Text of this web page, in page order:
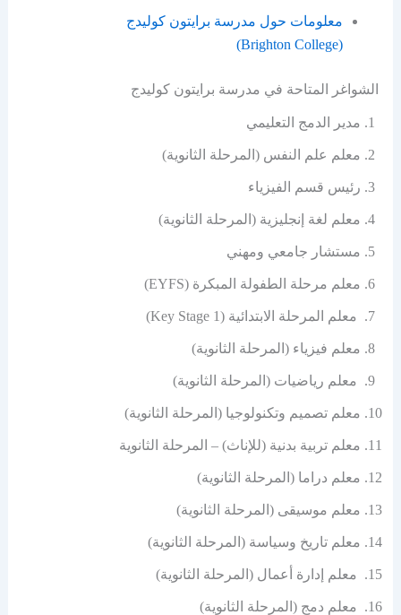
معلومات حول مدرسة برايتون كوليدج
(Brighton College)
الشواغر المتاحة في مدرسة برايتون كوليدج
مدير الدمج التعليمي
معلم علم النفس (المرحلة الثانوية)
رئيس قسم الفيزياء
معلم لغة إنجليزية (المرحلة الثانوية)
مستشار جامعي ومهني
معلم مرحلة الطفولة المبكرة (EYFS)
معلم المرحلة الابتدائية (Key Stage 1)
معلم فيزياء (المرحلة الثانوية)
معلم رياضيات (المرحلة الثانوية)
معلم تصميم وتكنولوجيا (المرحلة الثانوية)
معلم تربية بدنية (للإناث) – المرحلة الثانوية
معلم دراما (المرحلة الثانوية)
معلم موسيقى (المرحلة الثانوية)
معلم تاريخ وسياسة (المرحلة الثانوية)
معلم إدارة أعمال (المرحلة الثانوية)
معلم دمج (المرحلة الثانوية)